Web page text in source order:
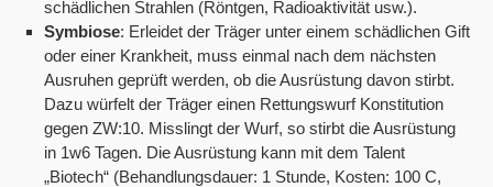
schädlichen Strahlen (Röntgen, Radioaktivität usw.).
Symbiose: Erleidet der Träger unter einem schädlichen Gift
oder einer Krankheit, muss einmal nach dem nächsten
Ausruhen geprüft werden, ob die Ausrüstung davon stirbt.
Dazu würfelt der Träger einen Rettungswurf Konstitution
gegen ZW:10. Misslingt der Wurf, so stirbt die Ausrüstung
in 1w6 Tagen. Die Ausrüstung kann mit dem Talent
„Biotech“ (Behandlungsdauer: 1 Stunde, Kosten: 100 C,